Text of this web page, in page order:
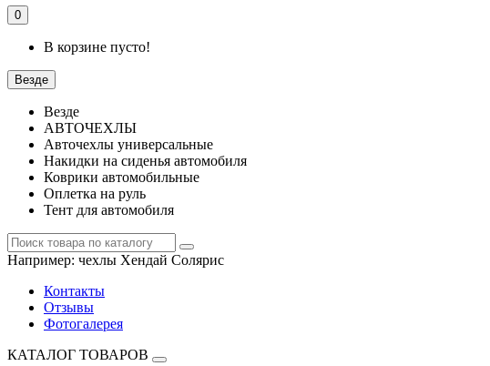
0
В корзине пусто!
Везде
Везде
АВТОЧЕХЛЫ
Авточехлы универсальные
Накидки на сиденья автомобиля
Коврики автомобильные
Оплетка на руль
Тент для автомобиля
Например: чехлы Хендай Солярис
Контакты
Отзывы
Фотогалерея
КАТАЛОГ ТОВАРОВ